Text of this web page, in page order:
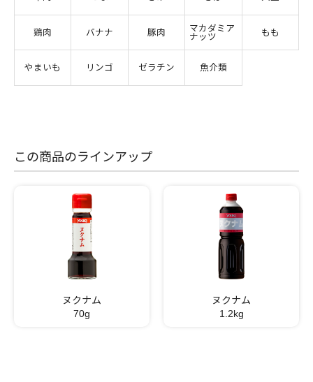
鶏肉 バナナ 豚肉
マカダミア
ナッツ
もも
やまいも リンゴ ゼラチン 魚介類
この商品のラインアップ
ヌクナム
70g
ヌクナム
1.2kg